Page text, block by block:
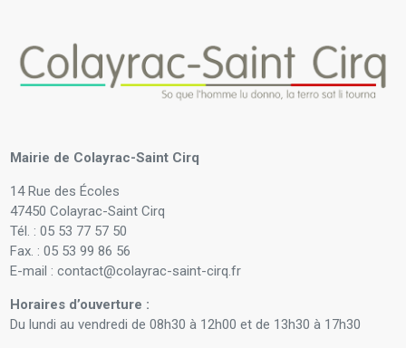
Mairie de Colayrac-Saint Cirq
14 Rue des Écoles
47450 Colayrac-Saint Cirq
Tél. : 05 53 77 57 50
Fax. : 05 53 99 86 56
E-mail : contact@colayrac-saint-cirq.fr
Horaires d’ouverture :
Du lundi au vendredi de 08h30 à 12h00 et de 13h30 à 17h30